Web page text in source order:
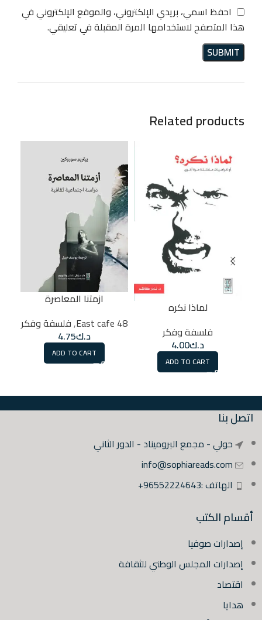
احفظ اسمي، بريدي الإلكتروني، والموقع الإلكتروني في
هذا المتصفح لاستخدامها المرة المقبلة في تعليقي.
Related products
لماذا نكره
فلسفة وفكر
د.ك4.00
ADD TO CART
ازمتنا المعاصرة
48 East cafe
,فلسفة وفكر
د.ك4.75
ADD TO CART
اتصل بنا
حولي - مجمع البروميناد - الدور الثاني
info@sophiareads.com
الهاتف :96552224643+
أقسام الكتب
إصدارات صوفيا
إصدارات المجلس الوطني للثقافة
اقتصاد
هدايا